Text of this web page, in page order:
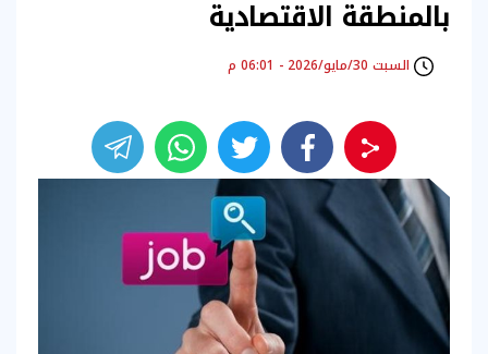
بالمنطقة الاقتصادية
السبت 30/مايو/2026 - 06:01 م